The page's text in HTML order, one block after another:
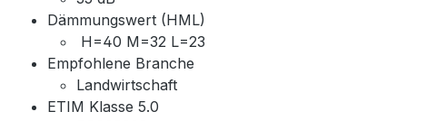
Dämmungswert (HML)
‎ H=40 M=32 L=23
Empfohlene Branche
Landwirtschaft
ETIM Klasse 5.0